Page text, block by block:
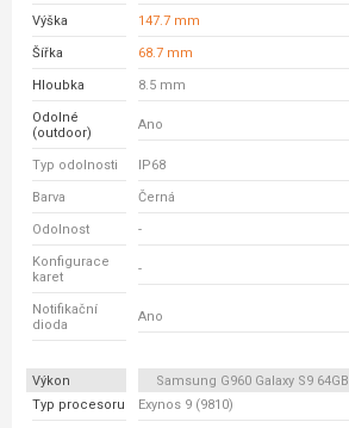
Výška 147.7 mm
Šířka 68.7 mm
Hloubka 8.5 mm
Odolné
(outdoor)
Ano
Typ odolnosti IP68
Barva Černá
Odolnost -
Konfigurace
karet
-
Notifikační
dioda
Ano
Výkon Samsung G960 Galaxy S9 64GB
Typ procesoru
Exynos 9 (9810)